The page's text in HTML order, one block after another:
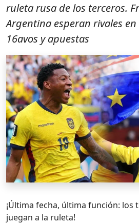
ruleta rusa de los terceros.
Argentina esperan rivales
16avos y apuestas
¡Última fecha, última función: los
juegan a la ruleta!